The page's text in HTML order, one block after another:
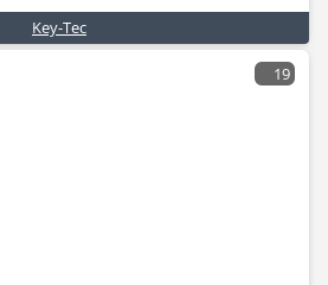
Key-Tec
19